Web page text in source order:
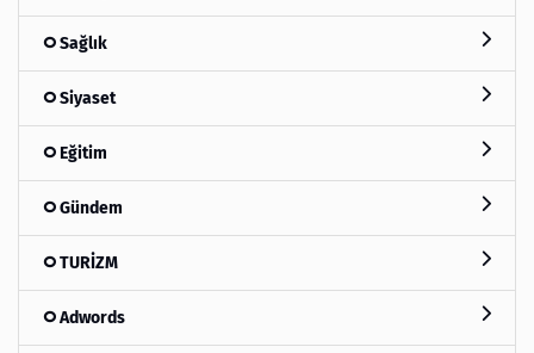
Sağlık
Siyaset
Eğitim
Gündem
TURİZM
Adwords